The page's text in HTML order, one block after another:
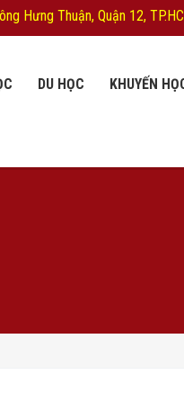
Hưng Thuận, Quận 12,
DU HỌC KHUYẾN